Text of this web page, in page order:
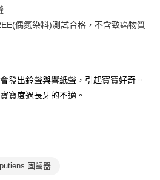
灣大哥大用戶可立即使用無須另外申請。
」，訂單成立後會自動跳轉到大哥付的交易
分期的期數、繳款截止日，確認付款後即完
金額請依後續交易確認頁面所載為準。
認交易或遇審核未通過，訂單將自動取
況，表示未達大哥付你分期系統評分，恕無
等通路繳費。
綁卡、不需儲值。
認證，即可結帳。
，再付款。
額後，即可完成結帳。
費通知簡訊。
，點擊此簡訊中的連結，可透過四大超商／
費優惠，結帳滿499即享免運。
偶氮染料)測試合格，不含致癌物質
發出鈴聲與響紙聲，引起寶寶好奇。
寶度過長牙的不適。
固齒器